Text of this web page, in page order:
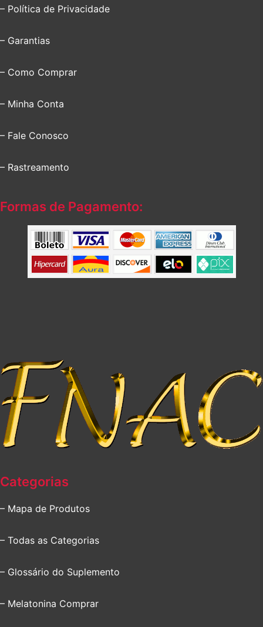
– Política de Privacidade
– Garantias
– Como Comprar
– Minha Conta
– Fale Conosco
– Rastreamento
Formas de Pagamento:
Categorias
– Mapa de Produtos
– Todas as Categorias
– Glossário do Suplemento
– Melatonina Comprar